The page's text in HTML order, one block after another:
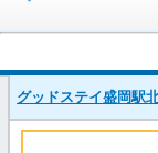
グッドステイ盛岡駅